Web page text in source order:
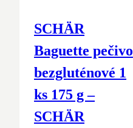
SCHÄR
Baguette pečivo
bezgluténové 1
ks 175 g –
SCHÄR